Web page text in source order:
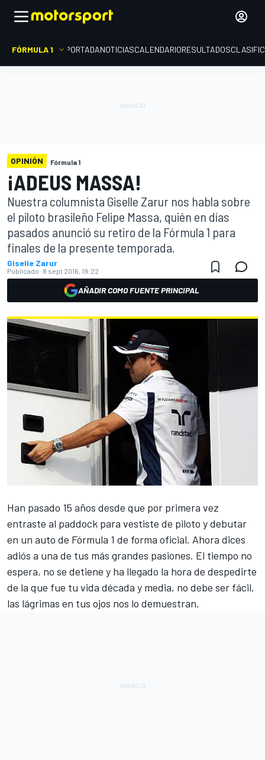
FÓRMULA 1 PORTADANOTICIASCALENDARIORESULTADOS
OPINIÓN Fórmula 1
¡ADEUS MASSA!
Nuestra columnista Giselle Zarur nos habla sobre
el piloto brasileño Felipe Massa, quién en días
pasados anunció su retiro de la Fórmula 1 para
finales de la presente temporada.
Giselle Zarur
Publicado: 8 sept 2016, 19:22
AÑADIR COMO FUENTE PRINCIPAL
Han pasado 15 años desde que por primera vez
entraste al paddock para vestiste de piloto y debutar
en un auto de Fórmula 1 de forma oficial. Ahora dices
adiós a una de tus más grandes pasiones. El tiempo no
espera, no se detiene y ha llegado la hora de despedirte
de la que fue tu vida década y media, no debe ser fácil,
las lágrimas en tus ojos nos lo demuestran.